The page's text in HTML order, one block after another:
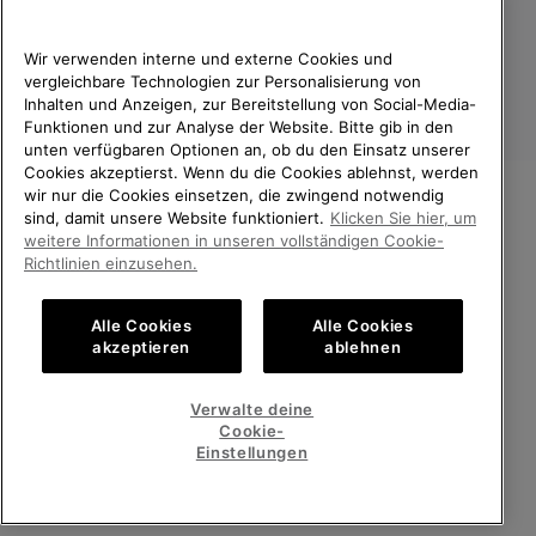
Deutschland
©2026SOREL. Alle Rechte vorbehalten.
Datenschutz Nutzungsbedingungen
Allgemeine Verkaufsbedingungen Garantiebestimmungen
Impressum Public CBCR
Kundenservice: Mo- Fr. 9:00 - 13:00 & 14:00- 18:00 Uhr
WILLKOMMEN BEI SOREL.
BITTE WÄHLEN SIE IHR
LIEFERLAND.
Online-Einkauf verfügbar
Deutschland
ALLE LÄNDER ANZEIGEN
Wir verwenden interne und externe Cookies und
vergleichbare Technologien zur Personalisierung von
Inhalten und Anzeigen, zur Bereitstellung von Social-Media-
Funktionen und zur Analyse der Website. Bitte gib in den
unten verfügbaren Optionen an, ob du den Einsatz unserer
Cookies akzeptierst. Wenn du die Cookies ablehnst, werden
wir nur die Cookies einsetzen, die zwingend notwendig
sind, damit unsere Website funktioniert. Klicken Sie hier, um
weitere Informationen in unseren vollständigen Cookie-
Richtlinien einzusehen.
Alle Cookies
akzeptieren
Alle Cookies
ablehnen
Verwalte deine
Cookie-
Einstellungen